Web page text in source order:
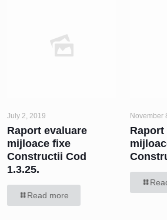
July 2, 2019
Raport evaluare
mijloace fixe
Constructii Cod
1.3.25.
Read more
November
Raport